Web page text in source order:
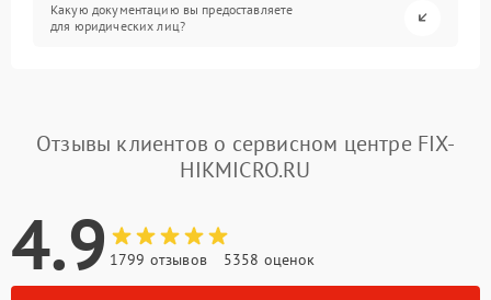
Какую документацию вы предоставляете
для юридических лиц?
Отзывы клиентов о сервисном центре FIX-
HIKMICRO.RU
4.9 1799 отзывов 5358 оценок